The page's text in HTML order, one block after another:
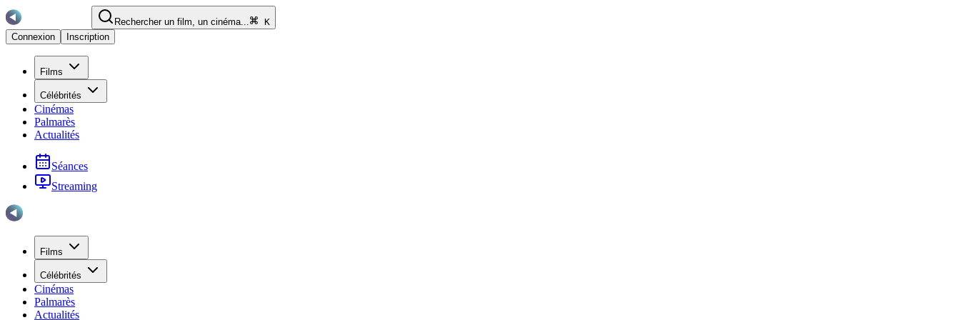
Rechercher un film, un cinéma...
K
Connexion
Inscription
Films
Célébrités
Cinémas
Palmarès
Actualités
Séances
Streaming
Films
Célébrités
Cinémas
Palmarès
Actualités